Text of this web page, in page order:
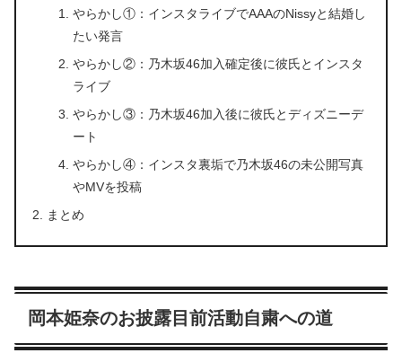
やらかし①：インスタライブでAAAのNissyと結婚し
たい発言
やらかし②：乃木坂46加入確定後に彼氏とインスタ
ライブ
やらかし③：乃木坂46加入後に彼氏とディズニーデ
ート
やらかし④：インスタ裏垢で乃木坂46の未公開写真
やMVを投稿
まとめ
岡本姫奈のお披露目前活動自粛への道